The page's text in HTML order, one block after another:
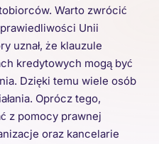
Warto zwrócić
Unii
uznał, że klauzule
kredytowych mogą być
Dzięki temu wiele osób
Oprócz tego,
z pomocy prawnej
oraz kancelarie